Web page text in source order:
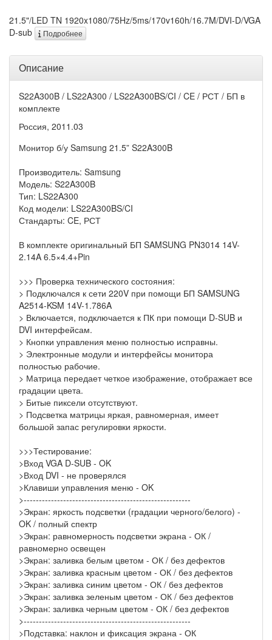
21.5"/LED TN 1920x1080/75Hz/5ms/170v160h/16.7M/DVI-D/VGA
D-sub
Подробнее
Описание
S22A300B / LS22A300 / LS22A300BS/CI / CE / РСТ / БП в
комплекте
Россия, 2011.03
Монитор б/у Samsung 21.5” S22A300B
Производитель: Samsung
Модель: S22A300B
Тип: LS22A300
Код модели: LS22A300BS/CI
Стандарты: CE, РСТ
В комплекте оригинальный БП SAMSUNG PN3014 14V-
2.14A 6.5×4.4+Pin
>>> Проверка технического состояния:
> Подключался к сети 220V при помощи БП SAMSUNG
A2514-KSM 14V-1.786A
> Включается, подключается к ПК при помощи D-SUB и
DVI интерфейсам.
> Кнопки управления меню полностью исправны.
> Электронные модули и интерфейсы монитора
полностью рабочие.
> Матрица передает четкое изображение, отображает все
градации цвета.
> Битые пиксели отсутствуют.
> Подсветка матрицы яркая, равномерная, имеет
большой запас регулировки яркости.
>>>Тестирование:
>Вход VGA D-SUB - OK
>Вход DVI - не проверялся
>Клавиши управления меню - OK
>-------------------------------------------------------
>Экран: яркость подсветки (градации черного/белого) -
OK / полный спектр
>Экран: равномерность подсветки экрана - ОК /
равномерно освещен
>Экран: заливка белым цветом - ОК / без дефектов
>Экран: заливка красным цветом - ОК / без дефектов
>Экран: заливка синим цветом - ОК / без дефектов
>Экран: заливка зеленым цветом - ОК / без дефектов
>Экран: заливка черным цветом - ОК / без дефектов
>-------------------------------------------------------
>Подставка: наклон и фиксация экрана - ОК